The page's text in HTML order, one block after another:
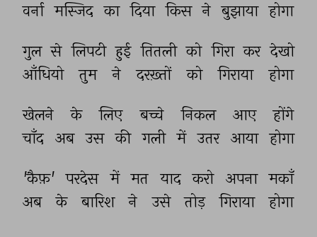
वर्ना मस्जिद का दिया किस ने बुझाया होगा
गुल से लिपटी हुई तितली को गिरा कर देखो
आँधियो
तुम ने दरख़्तों को गिराया होगा
खेलने के लिए बच्चे निकल आए
होंगे
चाँद अब उस की गली में उतर आया होगा
'कैफ़' परदेस में मत याद करो अपना मकाँ
अब
के बारिश ने उसे तोड़ गिराया होगा